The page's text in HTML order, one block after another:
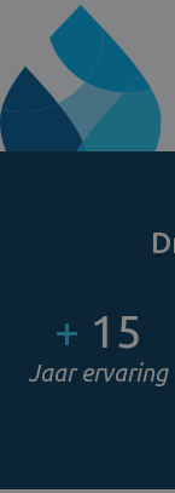
+ 15
Jaar ervaring